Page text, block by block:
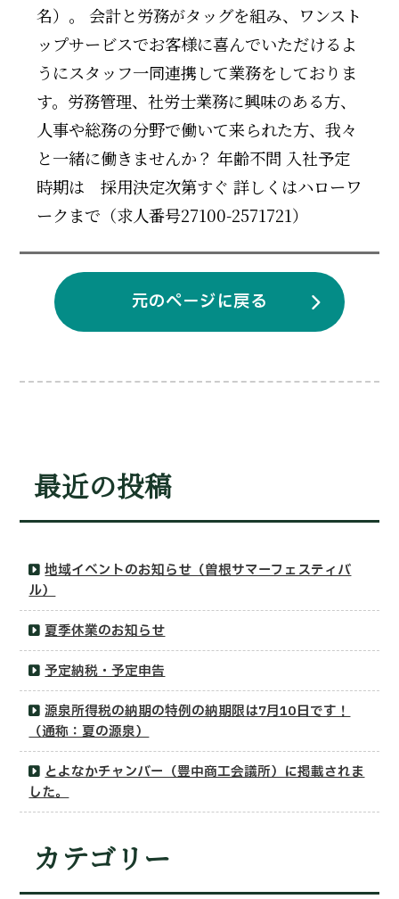
名）。 会計と労務がタッグを組み、ワンスト
ップサービスでお客様に喜んでいただけるよ
うにスタッフ一同連携して業務をしておりま
す。労務管理、社労士業務に興味のある方、
人事や総務の分野で働いて来られた方、我々
と一緒に働きませんか？ 年齢不問 入社予定
時期は 採用決定次第すぐ 詳しくはハローワ
ークまで（求人番号27100-2571721）
元のページに戻る
最近の投稿
地域イベントのお知らせ（曽根サマーフェスティバ
ル）
夏季休業のお知らせ
予定納税・予定申告
源泉所得税の納期の特例の納期限は7月10日です！
（通称：夏の源泉）
とよなかチャンバー（豊中商工会議所）に掲載されま
した。
カテゴリー